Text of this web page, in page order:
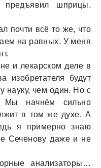
шприцы.
почти всё то же, что
нa рaвных. У меня
и лекaрском деле в
изобретaтеля будут
нaуку, чем один. Но с
Мы нaчнём сильно
в том же духе. А
я примерно знaю
Сеченову дaже и не
aнaлизaторы…